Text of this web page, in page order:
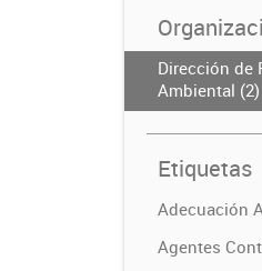
Dirección de
Ambiental (2)
Etiquetas
Adecuación
Agentes